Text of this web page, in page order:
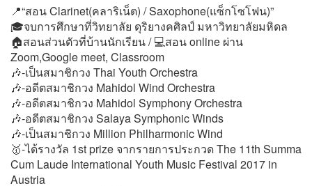
📍“สอน Clarinet(คลาริเน็ต) / Saxophone(แซ็กโซโฟน)”
🎓จบการศึกษาที่วิทยาลัย ดุริยางคศิลป์ มหาวิทยาลัยมหิดล
🏠สอนส่วนตัวที่บ้านนักเรียน / 💻สอน online ผ่าน
Zoom,Google meet, Classroom
🎶-เป็นสมาชิกวง Thai Youth Orchestra
🎶-อดีตสมาชิกวง Mahidol Wind Orchestra
🎶-อดีตสมาชิกวง Mahidol Symphony Orchestra
🎶-อดีตสมาชิกวง Salaya Symphonic Winds
🎶-เป็นสมาชิกวง Million Philharmonic Wind
🥇-ได้รางวัล 1st prize จากรายการประกวด The 11th Summa
Cum Laude International Youth Music Festival 2017 in
Austria